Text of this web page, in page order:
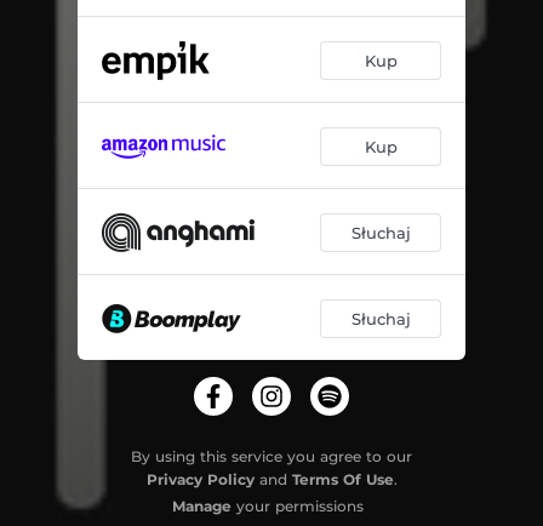
Kup
Kup
Słuchaj
Słuchaj
By using this service you agree to our
Privacy Policyand Terms Of Use.
Manage your permissions